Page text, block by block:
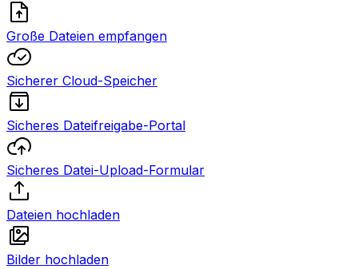
Große Dateien empfangen
Sicherer Cloud-Speicher
Sicheres Dateifreigabe-Portal
Sicheres Datei-Upload-Formular
Dateien hochladen
Bilder hochladen